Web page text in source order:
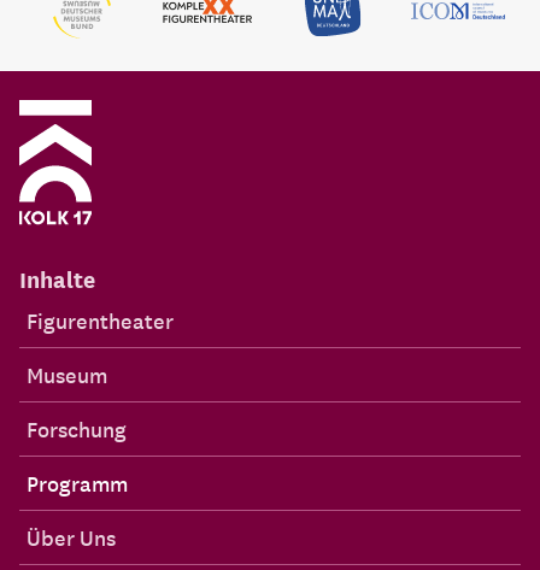
Inhalte
Figurentheater
Museum
Forschung
Programm
Über Uns